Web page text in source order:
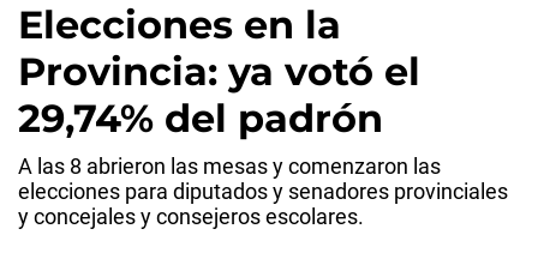
Elecciones en la
Provincia: ya votó el
29,74% del padrón
A las 8 abrieron las mesas y comenzaron las
elecciones para diputados y senadores provinciales
y concejales y consejeros escolares.